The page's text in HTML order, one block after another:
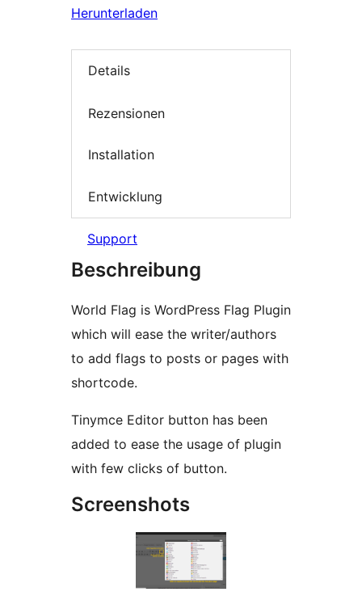
Herunterladen
Details
Rezensionen
Installation
Entwicklung
Support
Beschreibung
World Flag is WordPress Flag Plugin
which will ease the writer/authors
to add flags to posts or pages with
shortcode.
Tinymce Editor button has been
added to ease the usage of plugin
with few clicks of button.
Screenshots